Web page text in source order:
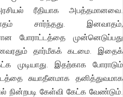
ரீதியாக அபத்தமானவை.
சார்ந்தது. இனவாதம்,
போராட்டத்தை முன்னெடுப்பது
தார்மீகக் கடமை. இதைக்
முடியாது. இதற்காக போராடும்
சுயாதீனமாக தனித்துவமாக
நின்றபடி கேள்வி கேட்க வேண்டும்.